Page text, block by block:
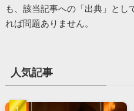
も、該当記事への「出典」とし
れば問題ありません。
人気記事